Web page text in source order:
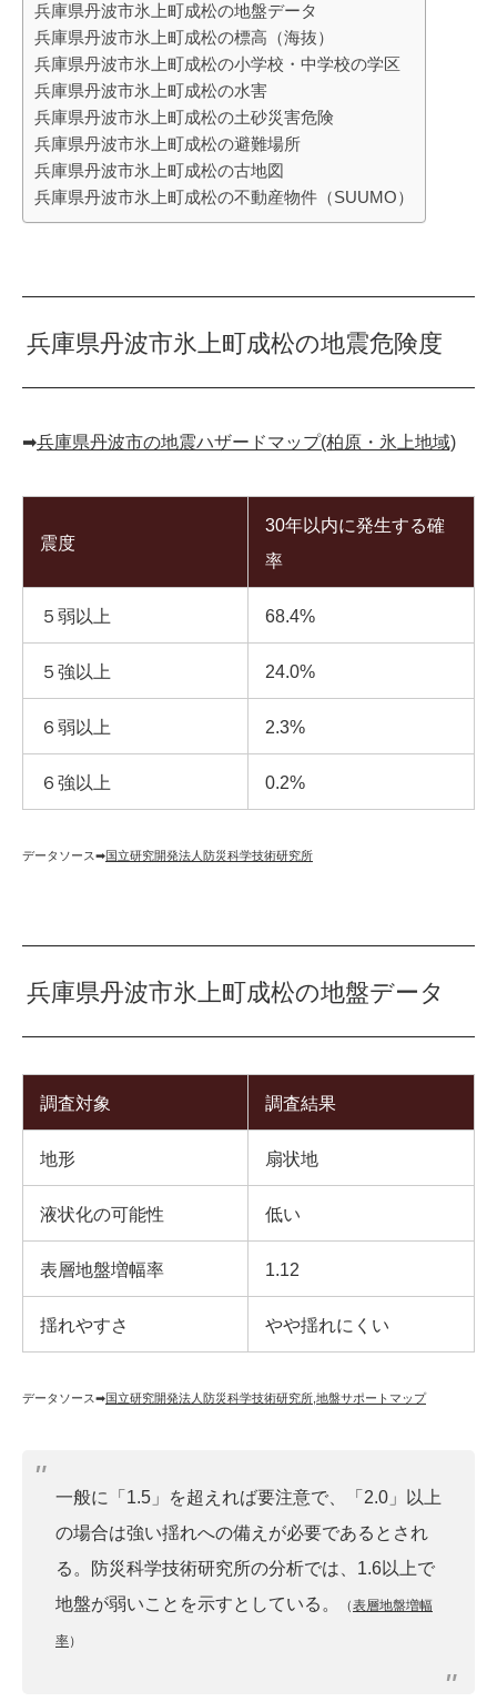
兵庫県丹波市氷上町成松の地盤データ
兵庫県丹波市氷上町成松の標高（海抜）
兵庫県丹波市氷上町成松の小学校・中学校の学区
兵庫県丹波市氷上町成松の水害
兵庫県丹波市氷上町成松の土砂災害危険
兵庫県丹波市氷上町成松の避難場所
兵庫県丹波市氷上町成松の古地図
兵庫県丹波市氷上町成松の不動産物件（SUUMO）
兵庫県丹波市氷上町成松の地震危険度
➡︎兵庫県丹波市の地震ハザードマップ(柏原・氷上地域)
震度
30年以内に発生する確
率
５弱以上 68.4%
５強以上 24.0%
６弱以上 2.3%
６強以上 0.2%
データソース➡︎国立研究開発法人防災科学技術研究所
兵庫県丹波市氷上町成松の地盤データ
調査対象 調査結果
地形 扇状地
液状化の可能性 低い
表層地盤増幅率 1.12
揺れやすさ やや揺れにくい
データソース➡︎国立研究開発法人防災科学技術研究所 地盤サポートマップ
一般に「1.5」を超えれば要注意で、「2.0」以上
の場合は強い揺れへの備えが必要であるとされ
る。防災科学技術研究所の分析では、1.6以上で
地盤が弱いことを示すとしている。
（表層地盤増幅
率）